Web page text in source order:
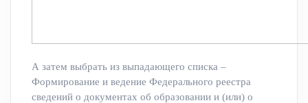
А затем выбрать из выпадающего списка –
Формирование и ведение Федерального реестра
сведений о документах об образовании и (или) о